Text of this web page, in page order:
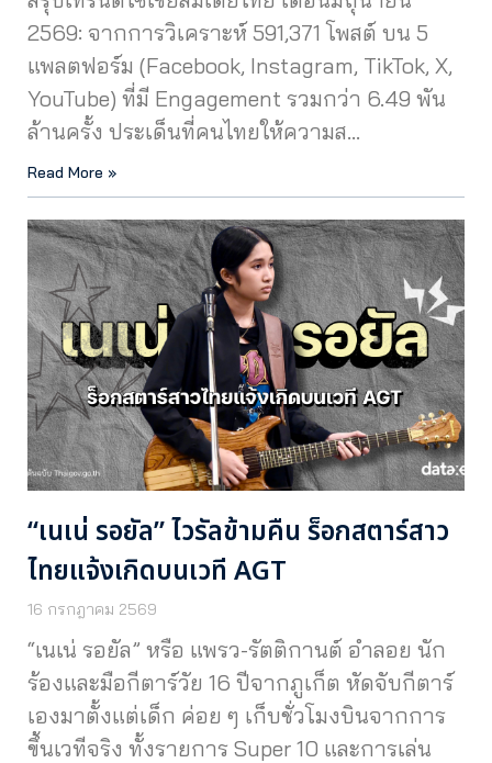
2569: จากการวิเคราะห์ 591,371 โพสต์ บน 5
แพลตฟอร์ม (Facebook, Instagram, TikTok, X,
YouTube) ที่มี Engagement รวมกว่า 6.49 พัน
ล้านครั้ง ประเด็นที่คนไทยให้ความส…
Read More »
“เนเน่ รอยัล” ไวรัลข้ามคืน ร็อกสตาร์สาว
ไทยแจ้งเกิดบนเวที AGT
16 กรกฎาคม 2569
“เนเน่ รอยัล” หรือ แพรว-รัตติกานต์ อำลอย นัก
ร้องและมือกีตาร์วัย 16 ปีจากภูเก็ต หัดจับกีตาร์
เองมาตั้งแต่เด็ก ค่อย ๆ เก็บชั่วโมงบินจากการ
ขึ้นเวทีจริง ทั้งรายการ Super 10 และการเล่น